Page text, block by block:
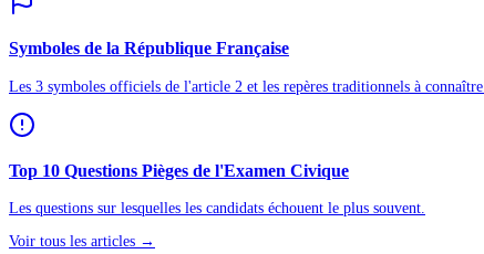
Symboles de la République Française
Les 3 symboles officiels de l'article 2 et les repères traditionnels à connaître.
Top 10 Questions Pièges de l'Examen Civique
Les questions sur lesquelles les candidats échouent le plus souvent.
Voir tous les articles →